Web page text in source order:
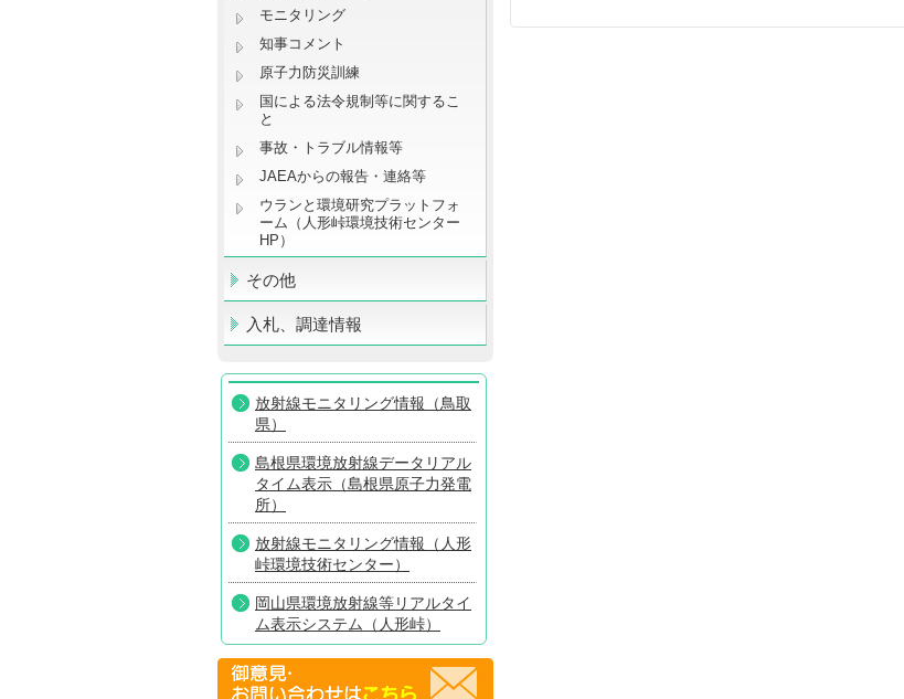
モニタリング
知事コメント
原子力防災訓練
国による法令規制等に関するこ
と
事故・トラブル情報等
JAEAからの報告・連絡等
ウランと環境研究プラットフォ
ーム（人形峠環境技術センター
HP）
その他
入札、調達情報
放射線モニタリング情報（鳥取
県）
島根県環境放射線データリアル
タイム表示（島根県原子力発電
所）
放射線モニタリング情報（人形
峠環境技術センター）
岡山県環境放射線等リアルタイ
ム表示システム（人形峠）
放射線モニタリング情報共有・
公表システム（原子力規制委員